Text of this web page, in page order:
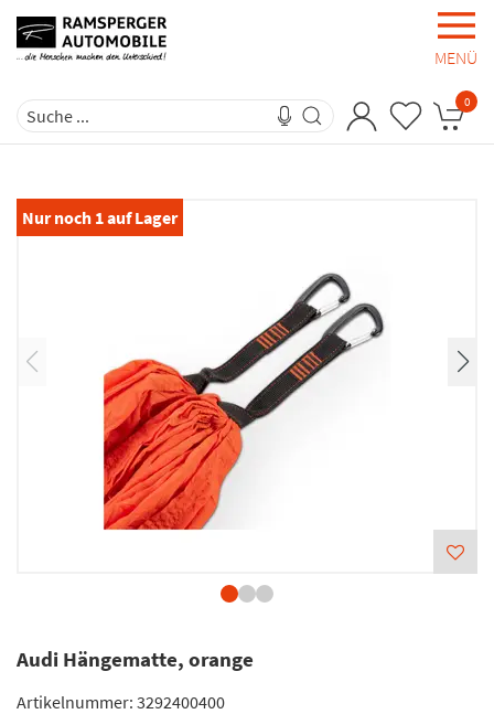
MENÜ
0
Nur noch 1auf Lager
Audi Hängematte, orange
Artikelnummer: 3292400400